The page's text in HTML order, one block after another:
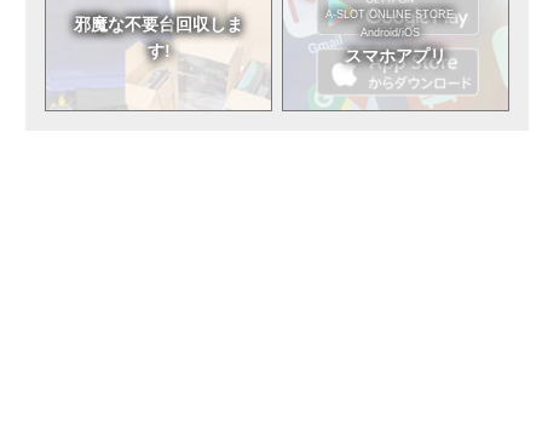
邪魔な不要台回収しま
す!
A-SLOT ONLINE STORE
Android/iOS
スマホアプリ